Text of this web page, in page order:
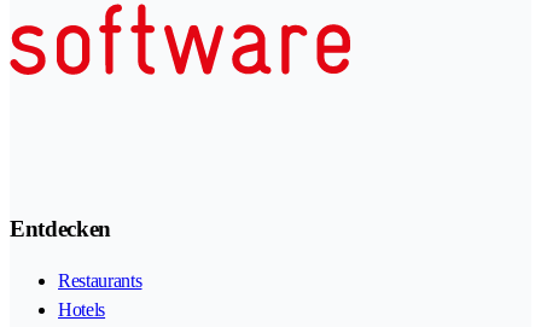
Entdecken
Restaurants
Hotels